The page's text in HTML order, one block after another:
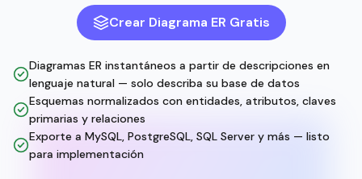
Crear Diagrama ER Gratis
Diagramas ER instantáneos a partir de descripciones en
lenguaje natural — solo describa su base de datos
Esquemas normalizados con entidades, atributos, claves
primarias y relaciones
Exporte a MySQL, PostgreSQL, SQL Server y más — listo
para implementación